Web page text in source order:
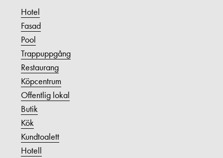
Hotel
Fasad
Pool
Trappuppgång
Restaurang
Köpcentrum
Offentlig lokal
Butik
Kök
Kundtoalett
Hotell